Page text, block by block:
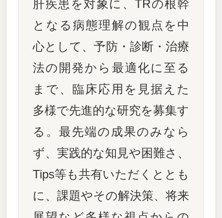
肝疾患を対象に、TRの根幹
となる病態理解の観点を中
心として、予防・診断・治療
法の開発から最適化に至る
まで、臨床応用を見据えた
多様で先進的な研究を募集す
る。最先端の成果のみなら
ず、実践的な知見や困難さ、
Tips等も共有いただくととも
に、課題やその解決策、将来